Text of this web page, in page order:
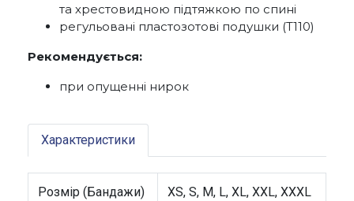
та хрестовидною підтяжкою по спині
регульовані пластозотові подушки (Т110)
Рекомендується:
при опущенні нирок
Характеристики
Розмір (Бандажи) XS, S, M, L, XL, XXL, XXXL